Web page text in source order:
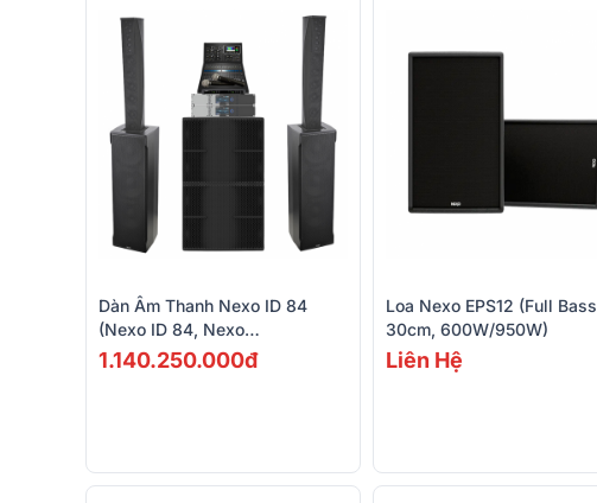
Dàn Âm Thanh Nexo ID 84
(Nexo ID 84, Nexo
IDS312, Nexo L18, Nexo
1.140.250.000đ
Loa Nexo EPS12 (Full Bass
30cm, 600W/950W)
Liên Hệ